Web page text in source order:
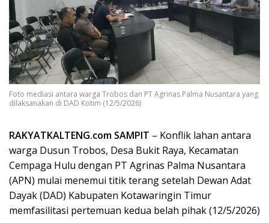
Foto mediasi antara warga Trobos dan PT Agrinas Palma Nusantara yang
dilaksanakan di DAD Kotim (12/5/2026)
RAKYATKALTENG.com SAMPIT – Konflik lahan antara
warga Dusun Trobos, Desa Bukit Raya, Kecamatan
Cempaga Hulu dengan PT Agrinas Palma Nusantara
(APN) mulai menemui titik terang setelah Dewan Adat
Dayak (DAD) Kabupaten Kotawaringin Timur
memfasilitasi pertemuan kedua belah pihak (12/5/2026)